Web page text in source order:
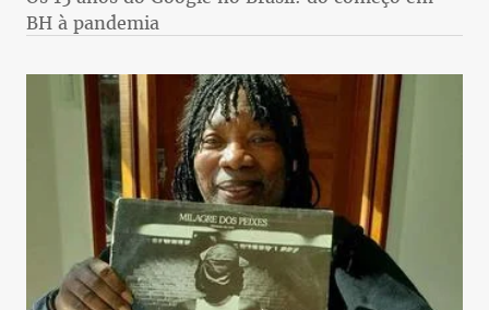
BH à pandemia